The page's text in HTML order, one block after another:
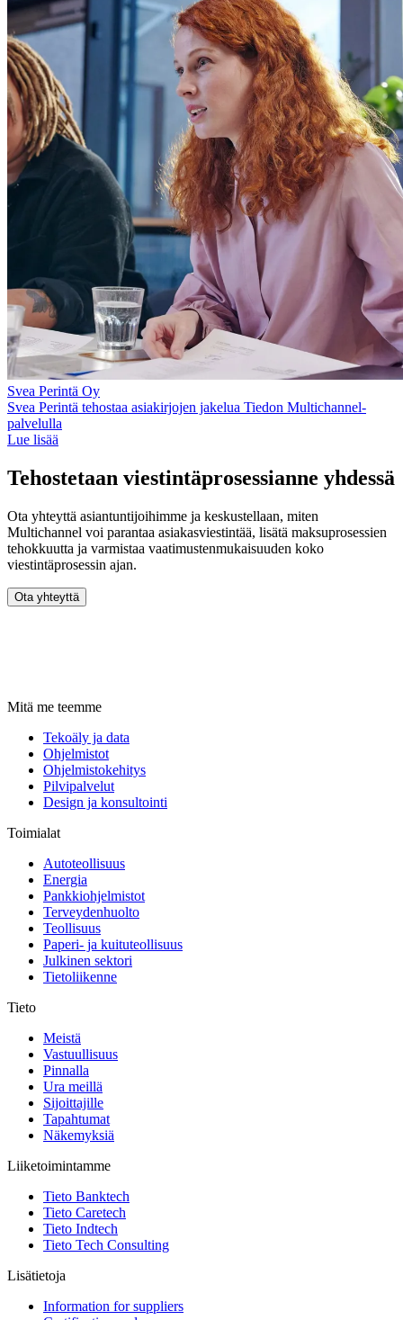
Svea Perintä Oy
Svea Perintä tehostaa asiakirjojen jakelua Tiedon Multichannel-
palvelulla
Lue lisää
Tehostetaan viestintäprosessianne yhdessä
Ota yhteyttä asiantuntijoihimme ja keskustellaan, miten
Multichannel voi parantaa asiakasviestintää, lisätä maksuprosessien
tehokkuutta ja varmistaa vaatimustenmukaisuuden koko
viestintäprosessin ajan.
Ota yhteyttä
Mitä me teemme
Tekoäly ja data
Ohjelmistot
Ohjelmistokehitys
Pilvipalvelut
Design ja konsultointi
Toimialat
Autoteollisuus
Energia
Pankkiohjelmistot
Terveydenhuolto
Teollisuus
Paperi- ja kuituteollisuus
Julkinen sektori
Tietoliikenne
Tieto
Meistä
Vastuullisuus
Pinnalla
Ura meillä
Sijoittajille
Tapahtumat
Näkemyksiä
Liiketoimintamme
Tieto Banktech
Tieto Caretech
Tieto Indtech
Tieto Tech Consulting
Lisätietoja
Information for suppliers